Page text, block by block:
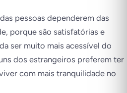
pessoas dependerem das
porque são satisfatórias e
ser muito mais acessível do
dos estrangeiros preferem ter
com mais tranquilidade no